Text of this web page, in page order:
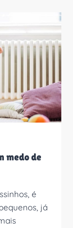
medo de
é
já